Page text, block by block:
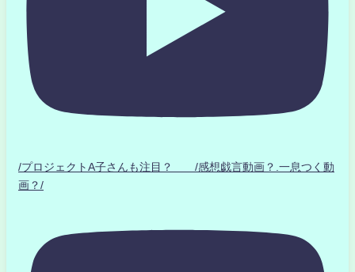
/プロジェクトA子さんも注目？ /感想戯言動画？.一息つく動
画？/